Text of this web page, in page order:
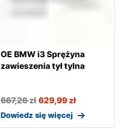
OE BMW i3 Sprężyna
zawieszenia tył tylna
667,26zł 629,99zł
Dowiedz się więcej